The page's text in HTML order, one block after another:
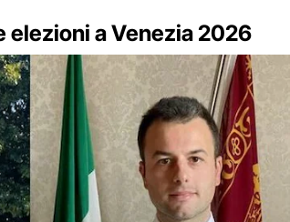
elezioni a Venezia 2026